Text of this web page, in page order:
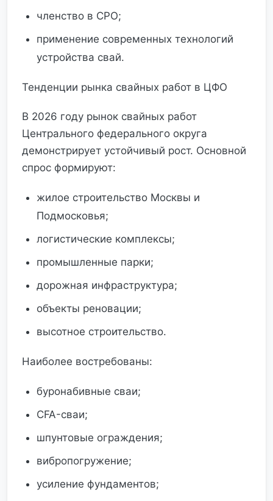
членство в СРО;
применение современных технологий
устройства свай.
Тенденции рынка свайных работ в ЦФО
В 2026 году рынок свайных работ
Центрального федерального округа
демонстрирует устойчивый рост. Основной
спрос формируют:
жилое строительство Москвы и
Подмосковья;
логистические комплексы;
промышленные парки;
дорожная инфраструктура;
объекты реновации;
высотное строительство.
Наиболее востребованы:
буронабивные сваи;
CFA-сваи;
шпунтовые ограждения;
вибропогружение;
усиление фундаментов;